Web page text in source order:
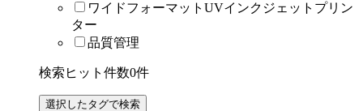
ワイドフォーマットUVインクジェットプリン
ター
品質管理
検索ヒット件数0件